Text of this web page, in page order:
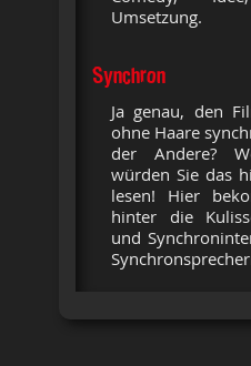
Umsetzung.
Synchron
Ja genau, den
ohne Haare
der Andere?
würden Sie das
lesen! Hier
hinter die
und